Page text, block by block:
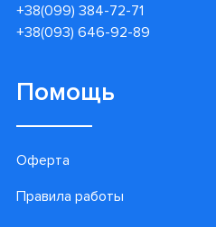
+38(099) 384-72-71
+38(093) 646-92-89
Помощь
Оферта
Правила работы